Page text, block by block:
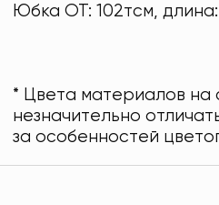
Юбка ОТ: 102тсм, длина:
* Цвета материалов на
незначительно
за особенностей